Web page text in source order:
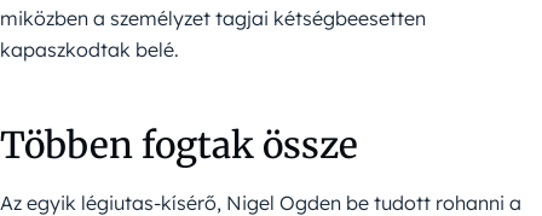
miközben a személyzet tagjai kétségbeesetten
kapaszkodtak belé.
Többen fogtak össze
Az egyik légiutas-kísérő, Nigel Ogden be tudott rohanni a